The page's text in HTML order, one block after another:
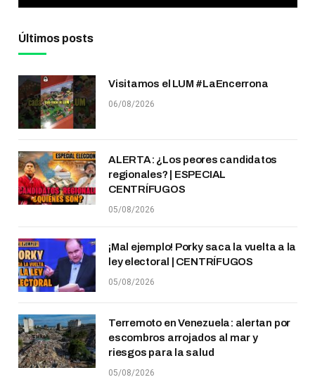
Últimos posts
Visitamos el LUM #LaEncerrona
06/08/2026
ALERTA: ¿Los peores candidatos
regionales? | ESPECIAL
CENTRÍFUGOS
05/08/2026
¡Mal ejemplo! Porky saca la vuelta a la
ley electoral | CENTRÍFUGOS
05/08/2026
Terremoto en Venezuela: alertan por
escombros arrojados al mar y
riesgos para la salud
05/08/2026